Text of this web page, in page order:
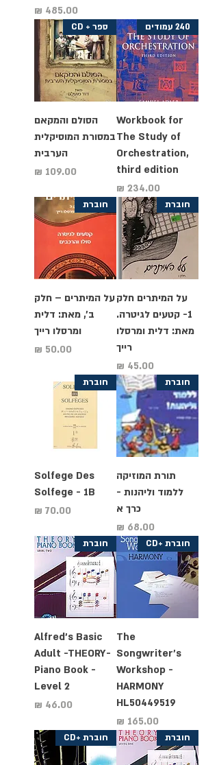
מחיר
240 עמודים
Workbook for
The Study of
Orchestration,
third edition
מחיר
ספר + CD
הסולם והמקאם
במסורת המוסיקלית
הערבית
מחיר
חוברת
על המיתרים חלק
1- קטעים לגיטרה.
מאת: דלית ומרסלו
רייך
מחיר
חוברת
על המיתרים – חלק
ב', מאת: דלית
ומרסלו רייך
מחיר
חוברת
תורת המוזיקה
ללמוד וליהנות -
כרך א
מחיר
חוברת
Solfege Des
Solfege - 1B
מחיר
חוברת +CD
The
Songwriter's
Workshop -
HARMONY
HL50449519
מחיר
חוברת
Alfred's Basic
Adult -THEORY-
Piano Book -
Level 2
מחיר
חוברת חוברת +CD